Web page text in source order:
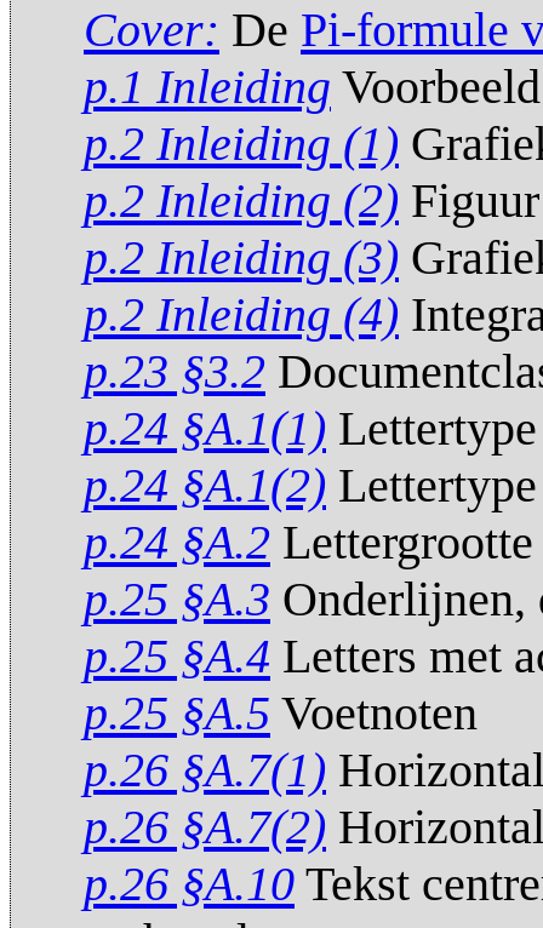
Cover: De Pi-formule
p.1 Inleiding
p.2 Inleiding (1)
p.2 Inleiding (2)
p.2 Inleiding (3)
p.2 Inleiding (4)
p.23 §3.2
p.24 §A.1(1)
p.24 §A.1(2)
p.24 §A.2 Lettergrootte
p.25 §A.3 Onderlijnen,
p.25 §A.4 Letters met
p.25 §A.5 Voetnoten
p.26 §A.7(1)
p.26 §A.7(2)
p.26 §A.10 Tekst